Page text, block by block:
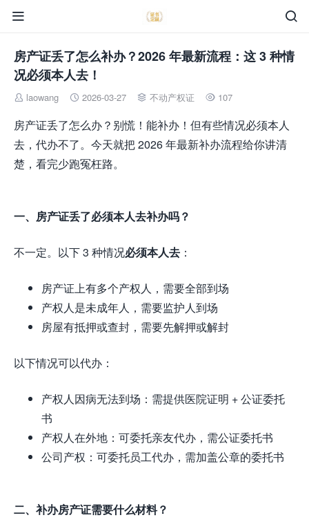


房产证丢了怎么补办？2026 年最新流程：这 3 种情
况必须本人去！
 laowang  2026-03-27  不动产权证  107
房产证丢了怎么办？别慌！能补办！但有些情况必须本人
去，代办不了。今天就把 2026 年最新补办流程给你讲清
楚，看完少跑冤枉路。
一、房产证丢了必须本人去补办吗？
不一定。以下 3 种情况必须本人去 ：
房产证上有多个产权人，需要全部到场
产权人是未成年人，需要监护人到场
房屋有抵押或查封，需要先解押或解封
以下情况可以代办：
产权人因病无法到场：需提供医院证明 + 公证委托
书
产权人在外地：可委托亲友代办，需公证委托书
公司产权：可委托员工代办，需加盖公章的委托书
二、补办房产证需要什么材料？